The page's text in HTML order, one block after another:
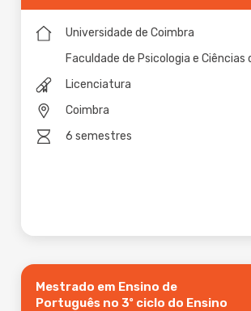
Universidade de Coimbra
Faculdade de Psicologia e Ciências
Licenciatura
Coimbra
6 semestres
Mestrado em Ensino de
Português no 3º ciclo do Ensino